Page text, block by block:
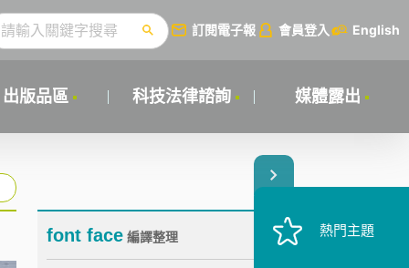
訂閱電子報 會員登入 English
出版品區 科技法律諮詢 媒體露出
font face編譯整理 熱門主題